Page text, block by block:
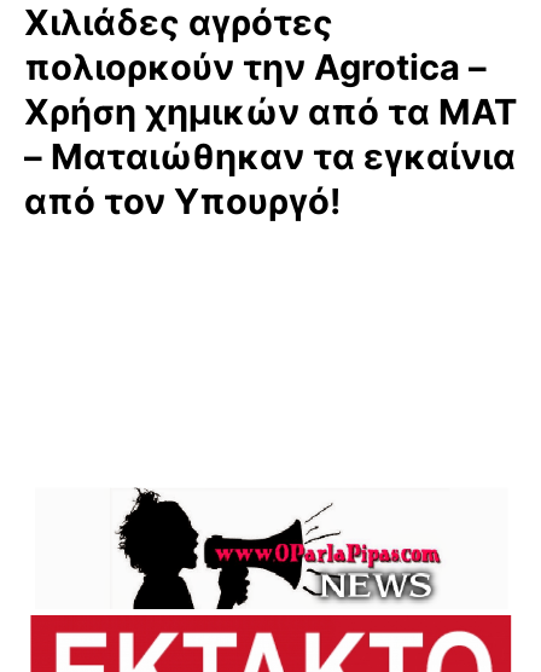
Χιλιάδες αγρότες
πολιορκούν την Agrotica –
Χρήση χημικών από τα ΜΑΤ
– Ματαιώθηκαν τα εγκαίνια
από τον Υπουργό!